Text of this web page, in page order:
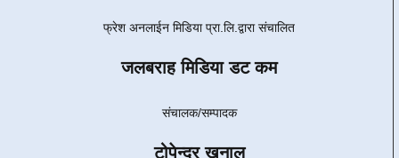
email:jalbarahamedia@gmail.com
फ्रेश अनलाईन मिडिया प्रा.लि.द्वारा संचालित
जलबराह मिडिया डट कम
संचालक/सम्पादक
टोपेन्द्र खनाल